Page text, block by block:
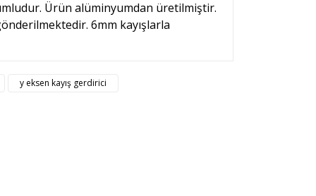
Ürün alüminyumdan üretilmiştir.
6mm kayışlarla
noktaları öneri formunu kullanarak
y eksen kayış gerdirici